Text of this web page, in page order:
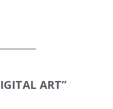
ART”